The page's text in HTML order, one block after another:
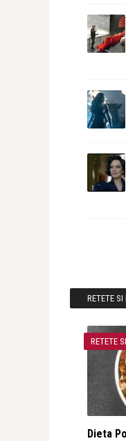
RETETE SI
RETETE
Dieta